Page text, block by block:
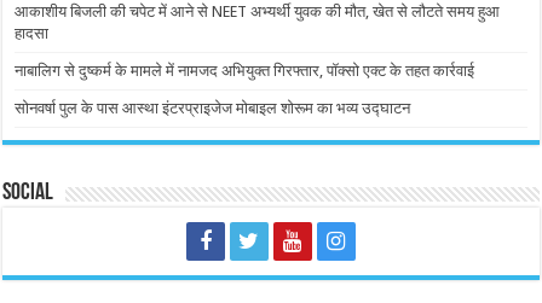
आकाशीय बिजली की चपेट में आने से NEET अभ्यर्थी युवक की मौत, खेत से लौटते समय हुआ
हादसा
नाबालिग से दुष्कर्म के मामले में नामजद अभियुक्त गिरफ्तार, पॉक्सो एक्ट के तहत कार्रवाई
सोनवर्षा पुल के पास आस्था इंटरप्राइजेज मोबाइल शोरूम का भव्य उद्घाटन
Social